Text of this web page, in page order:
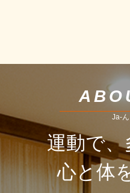
Ja-
運動で
心と体